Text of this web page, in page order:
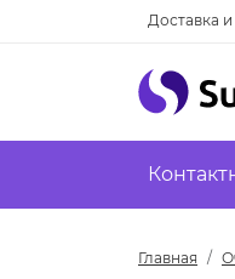
Доставка
Главная